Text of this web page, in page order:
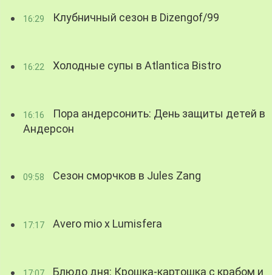
16:29 Клубничный сезон в Dizengof/99
16:22 Холодные супы в Atlantica Bistro
16:16
Пора андерсонить: День защиты детей в
Андерсон
09:58 Сезон сморчков в Jules Zang
17:17 Avero mio x Lumisfera
Блюдо дня: Крошка-картошка с крабом и